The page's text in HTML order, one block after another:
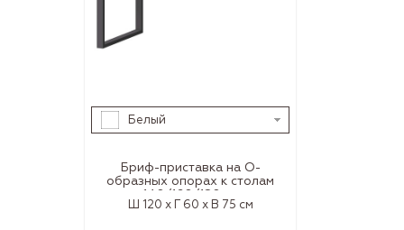
Белый
Бриф-приставка на О-
образных опорах к столам
140/160/180 см
Ш 120 x Г 60 x В 75 см